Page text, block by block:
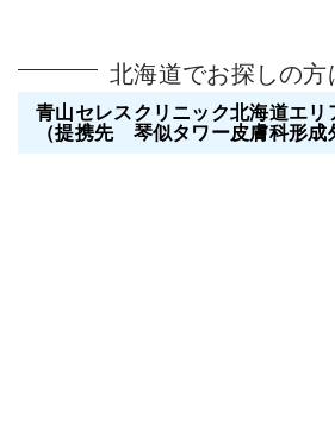
北海道でお探しの方
青山セレスクリニック北海道エリ
（提携先 琴似タワー皮膚科形成